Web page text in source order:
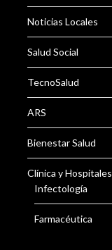
Noticias Locales
Salud Social
TecnoSalud
ARS
Bienestar Salud
Clínica y Hospitales
Infectología
Farmacéutica